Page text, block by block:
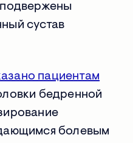
подвержены
сустав
пациентам
бедренной
болевым